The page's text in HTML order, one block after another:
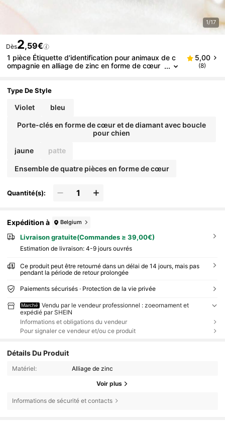
1/17
Dès2,59€
1 pièce Étiquette d'identification pour animaux de c
ompagnie en alliage de zinc en forme de cœur
n forme de bouche de poisson, cadre photo miniatu
nseignant
5,00
(8)
Type De Style
Violet bleu
Porte-clés en forme de cœur et de diamant avec boucle
pour chien
jaune patte
Ensemble de quatre pièces en forme de cœur
Quantité(s):
Expédition à Belgium
Livraison gratuite(Commandes ≥ 39,00€)
Estimation de livraison: 4-9 jours ouvrés
Ce produit peut être retourné dans un délai de 14 jours, mais pas
pendant la période de retour prolongée
Paiements sécurisés · Protection de la vie privée
Marché
Vendu par le vendeur professionnel : zoeornament et
expédié par SHEIN
Informations et obligations du vendeur
Pour signaler ce vendeur et/ou ce produit
Détails Du Produit
Matériel: Alliage de zinc
Voir plus
Informations de sécurité et contacts